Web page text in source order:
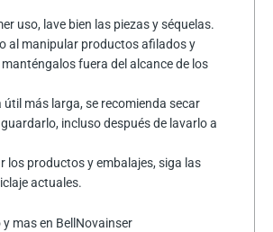
uso, lave bien las piezas y séquelas.
al manipular productos afilados y
fuera del alcance de los
útil más larga, se recomienda secar
incluso después de lavarlo a
los productos y embalajes, siga las
actuales.
mas en BellNovainser